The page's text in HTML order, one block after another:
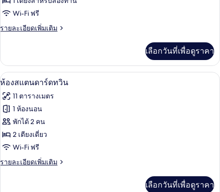
สแตนดาร์ด
ดับเบิล
Wi-Fi ฟรี
รายละเอียดเพิ่มเติม
ราย
เกี่ยว
กับ
ห้อง
ดับเบิล
เลือกวันที่เพื่อดูราคา
เปิด
ภาพถ่าย
ทั้งหมด
ของ
ห้อง
สแตนดาร์ด
ทวิน
ห้องสแตนดาร์ดทวิน | ห้องเก็บเสียง, เ
5
ห้องสแตนดาร์ดทวิน
11 ตารางเมตร
1 ห้องนอน
พักได้ 2 คน
2 เตียงเดี่ยว
Wi-Fi ฟรี
รายละเอียดเพิ่มเติม
ราย
เลือกวันที่เพื่อดูราคา